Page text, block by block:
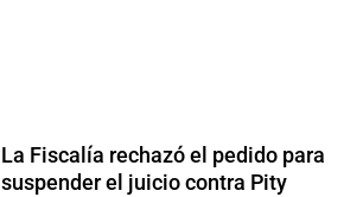
La Fiscalía rechazó el pedido para
suspender el juicio contra Pity